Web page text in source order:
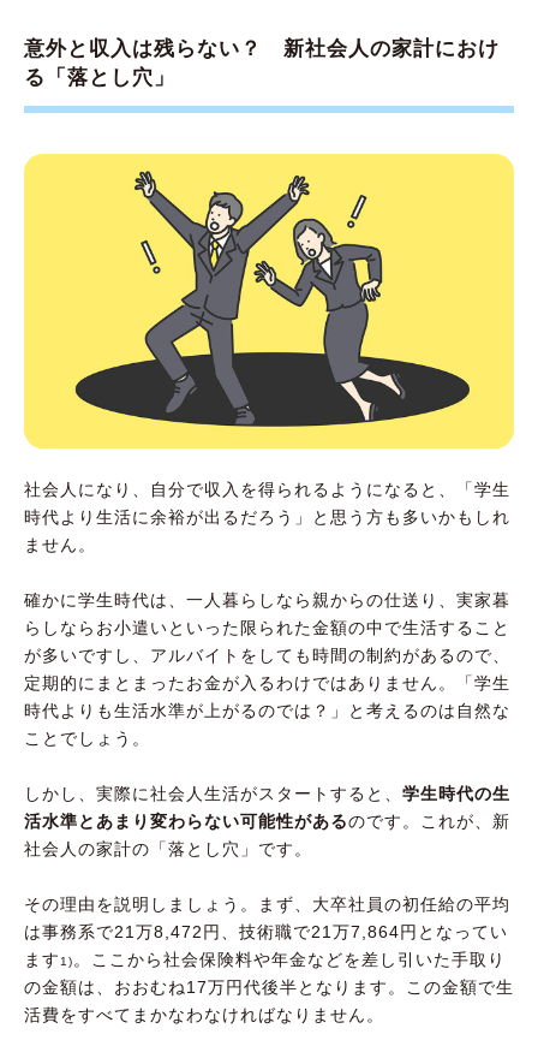
意外と収入は残らない？ 新社会人の家計におけ
る「落とし穴」
社会人になり、自分で収入を得られるようになると、「学生
時代より生活に余裕が出るだろう」と思う方も多いかもしれ
ません。
確かに学生時代は、一人暮らしなら親からの仕送り、実家暮
らしならお小遣いといった限られた金額の中で生活すること
が多いですし、アルバイトをしても時間の制約があるので、
定期的にまとまったお金が入るわけではありません。「学生
時代よりも生活水準が上がるのでは？」と考えるのは自然な
ことでしょう。
しかし、実際に社会人生活がスタートすると、 学生時代の生
活水準とあまり変わらない可能性があるのです。これが、新
社会人の家計の「落とし穴」です。
その理由を説明しましょう。まず、大卒社員の初任給の平均
は事務系で21万8,472円、技術職で21万7,864円となってい
ます 1) 。ここから社会保険料や年金などを差し引いた手取り
の金額は、おおむね17万円代後半となります。この金額で生
活費をすべてまかなわなければなりません。